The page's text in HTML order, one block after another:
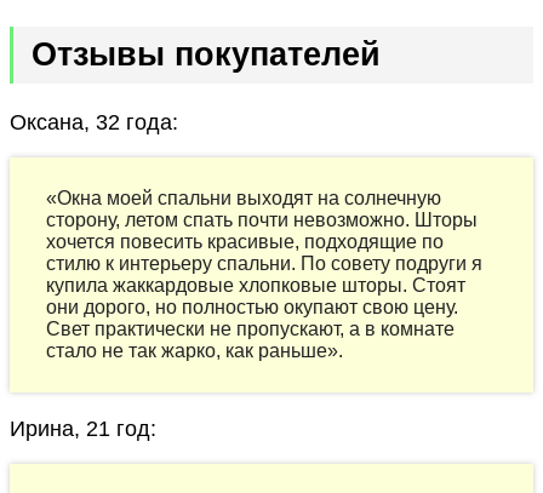
Отзывы покупателей
Оксана, 32 года:
«Окна моей спальни выходят на солнечную
сторону, летом спать почти невозможно. Шторы
хочется повесить красивые, подходящие по
стилю к интерьеру спальни. По совету подруги я
купила жаккардовые хлопковые шторы. Стоят
они дорого, но полностью окупают свою цену.
Свет практически не пропускают, а в комнате
стало не так жарко, как раньше».
Ирина, 21 год: